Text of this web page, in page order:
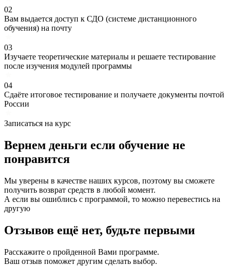
02
Вам выдается доступ к СДО (системе дистанционного
обучения) на почту
03
Изучаете теоретические материалы и решаете тестирование
после изучения модулей программы
04
Сдаёте итоговое тестирование и получаете документы почтой
России
Записаться на курс
Вернем деньги если обучение не
понравится
Мы уверены в качестве наших курсов, поэтому вы сможете
получить возврат средств в любой момент.
А если вы ошиблись с программой, то можно перевестись на
другую
Отзывов ещё нет, будьте первыми
Расскажите о пройденной Вами программе.
Ваш отзыв поможет другим сделать выбор.